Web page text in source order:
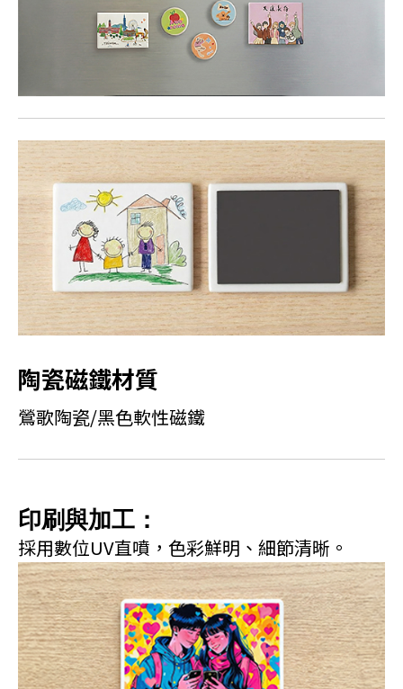
陶瓷磁鐵材質
鶯歌陶瓷/黑色軟性磁鐵
印刷與加工：
採用數位UV直噴，色彩鮮明、細節清晰。